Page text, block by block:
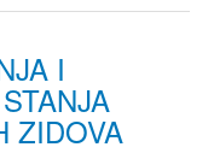
I
ZIDOVA